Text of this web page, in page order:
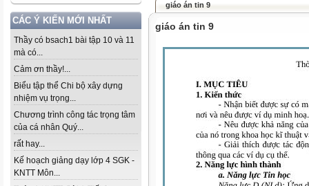
CÁC Ý KIẾN MỚI NHẤT
Thầy có bsach1 bài tập 10 và 11
mà có...
Cảm ơn thầy!...
Biểu tập thể Chi bộ xây dựng
nhiệm vụ trọng...
Chương trình công tác trọng tâm
của cá nhân Quý...
rất hay...
Kế hoạch giảng dạy lớp 4 SGK -
KNTT Môn...
giáo án tin 9
giáo án tin 9